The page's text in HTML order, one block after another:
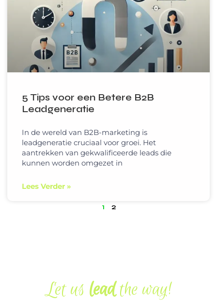
5 Tips voor een Betere B2B
Leadgeneratie
In de wereld van B2B-marketing is
leadgeneratie cruciaal voor groei. Het
aantrekken van gekwalificeerde leads die
kunnen worden omgezet in
Lees Verder »
1 2
Let us leadthe way!